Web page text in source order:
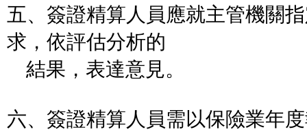
五、簽證精算人員應就主管機關
求，依評估分析的
結果，表達意見。
六、簽證精算人員需以保險業年